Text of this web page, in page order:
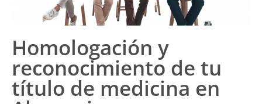
Homologación y
reconocimiento de tu
título de medicina en